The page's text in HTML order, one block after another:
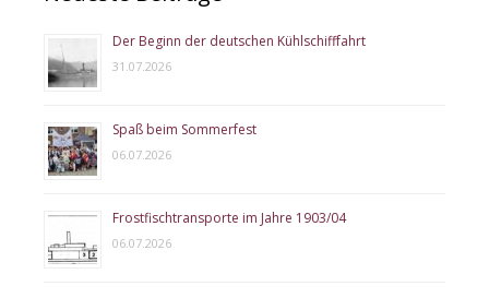
Der Beginn der deutschen Kühlschifffahrt
31.07.2026
Spaß beim Sommerfest
06.07.2026
Frostfischtransporte im Jahre 1903/04
06.07.2026